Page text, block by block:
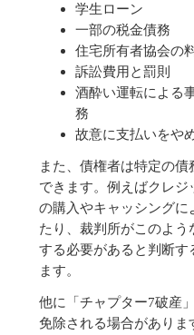
学生ローン
一部の税金債務
住宅所有者協会の
訴訟費用と罰則
酒酔い運転による
務
故意に支払いをや
また、債権者は特定の
できます。例えばクレ
の購入やキャッシングに
たり、裁判所がこのよ
する必要があると判断す
ます。
他に「チャプター7破産
免除される場合があり